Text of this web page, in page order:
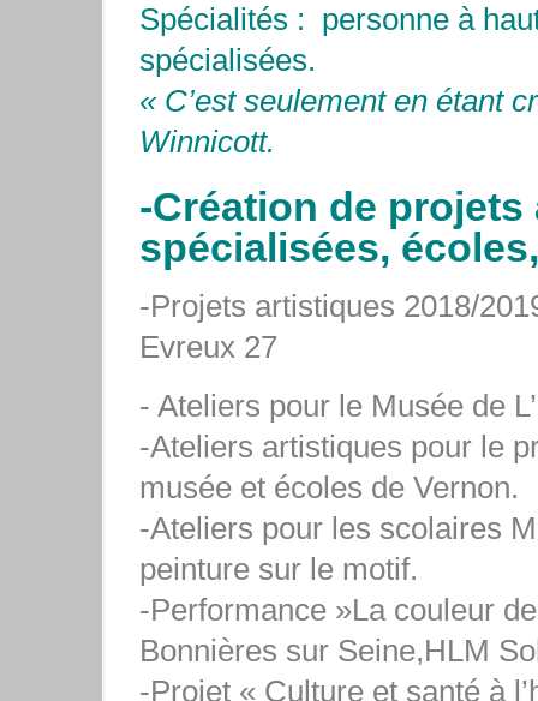
Spécialités : personne à
spécialisées.
« C’est seulement en étant
Winnicott.
-Création de
spécialisées,
-Projets artistiques 2018/
Evreux 27
- Ateliers pour le Musée de
-Ateliers artistiques pour le
musée et écoles de Vernon.
-Ateliers pour les scolaires
peinture sur le motif.
-Performance »La couleur
Bonnières sur Seine,HLM
-Projet « Culture et santé à